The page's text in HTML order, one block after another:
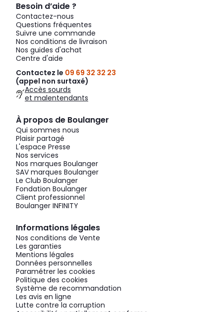
Besoin d’aide ?
Contactez-nous
Questions fréquentes
Suivre une commande
Nos conditions de livraison
Nos guides d'achat
Centre d'aide
Contactez le 09 69 32 32 23
(appel non surtaxé)
Accès sourds
et malentendants
À propos de Boulanger
Qui sommes nous
Plaisir partagé
L'espace Presse
Nos services
Nos marques Boulanger
SAV marques Boulanger
Le Club Boulanger
Fondation Boulanger
Client professionnel
Boulanger INFINITY
Informations légales
Nos conditions de Vente
Les garanties
Mentions légales
Données personnelles
Paramétrer les cookies
Politique des cookies
Système de recommandation
Les avis en ligne
Lutte contre la corruption